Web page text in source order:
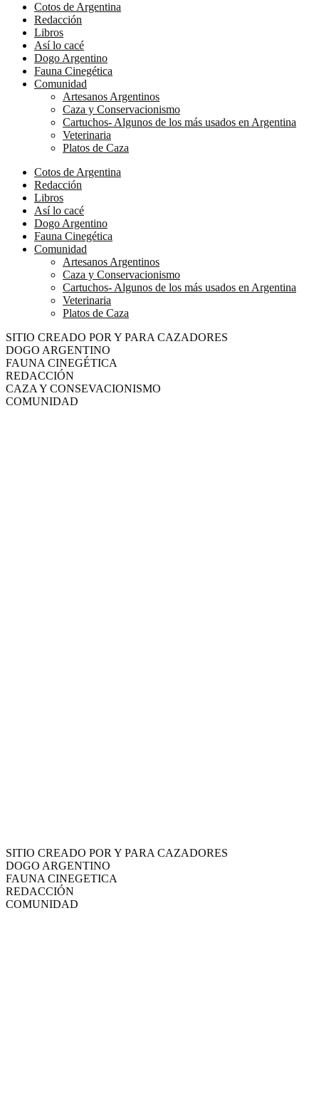
Cotos de Argentina
Redacción
Libros
Así lo cacé
Dogo Argentino
Fauna Cinegética
Comunidad
Artesanos Argentinos
Caza y Conservacionismo
Cartuchos- Algunos de los más usados en Argentina
Veterinaria
Platos de Caza
Cotos de Argentina
Redacción
Libros
Así lo cacé
Dogo Argentino
Fauna Cinegética
Comunidad
Artesanos Argentinos
Caza y Conservacionismo
Cartuchos- Algunos de los más usados en Argentina
Veterinaria
Platos de Caza
SITIO CREADO POR Y PARA CAZADORES
DOGO ARGENTINO
FAUNA CINEGÉTICA
REDACCIÓN
CAZA Y CONSEVACIONISMO
COMUNIDAD
SITIO CREADO POR Y PARA CAZADORES
DOGO ARGENTINO
FAUNA CINEGETICA
REDACCIÓN
COMUNIDAD